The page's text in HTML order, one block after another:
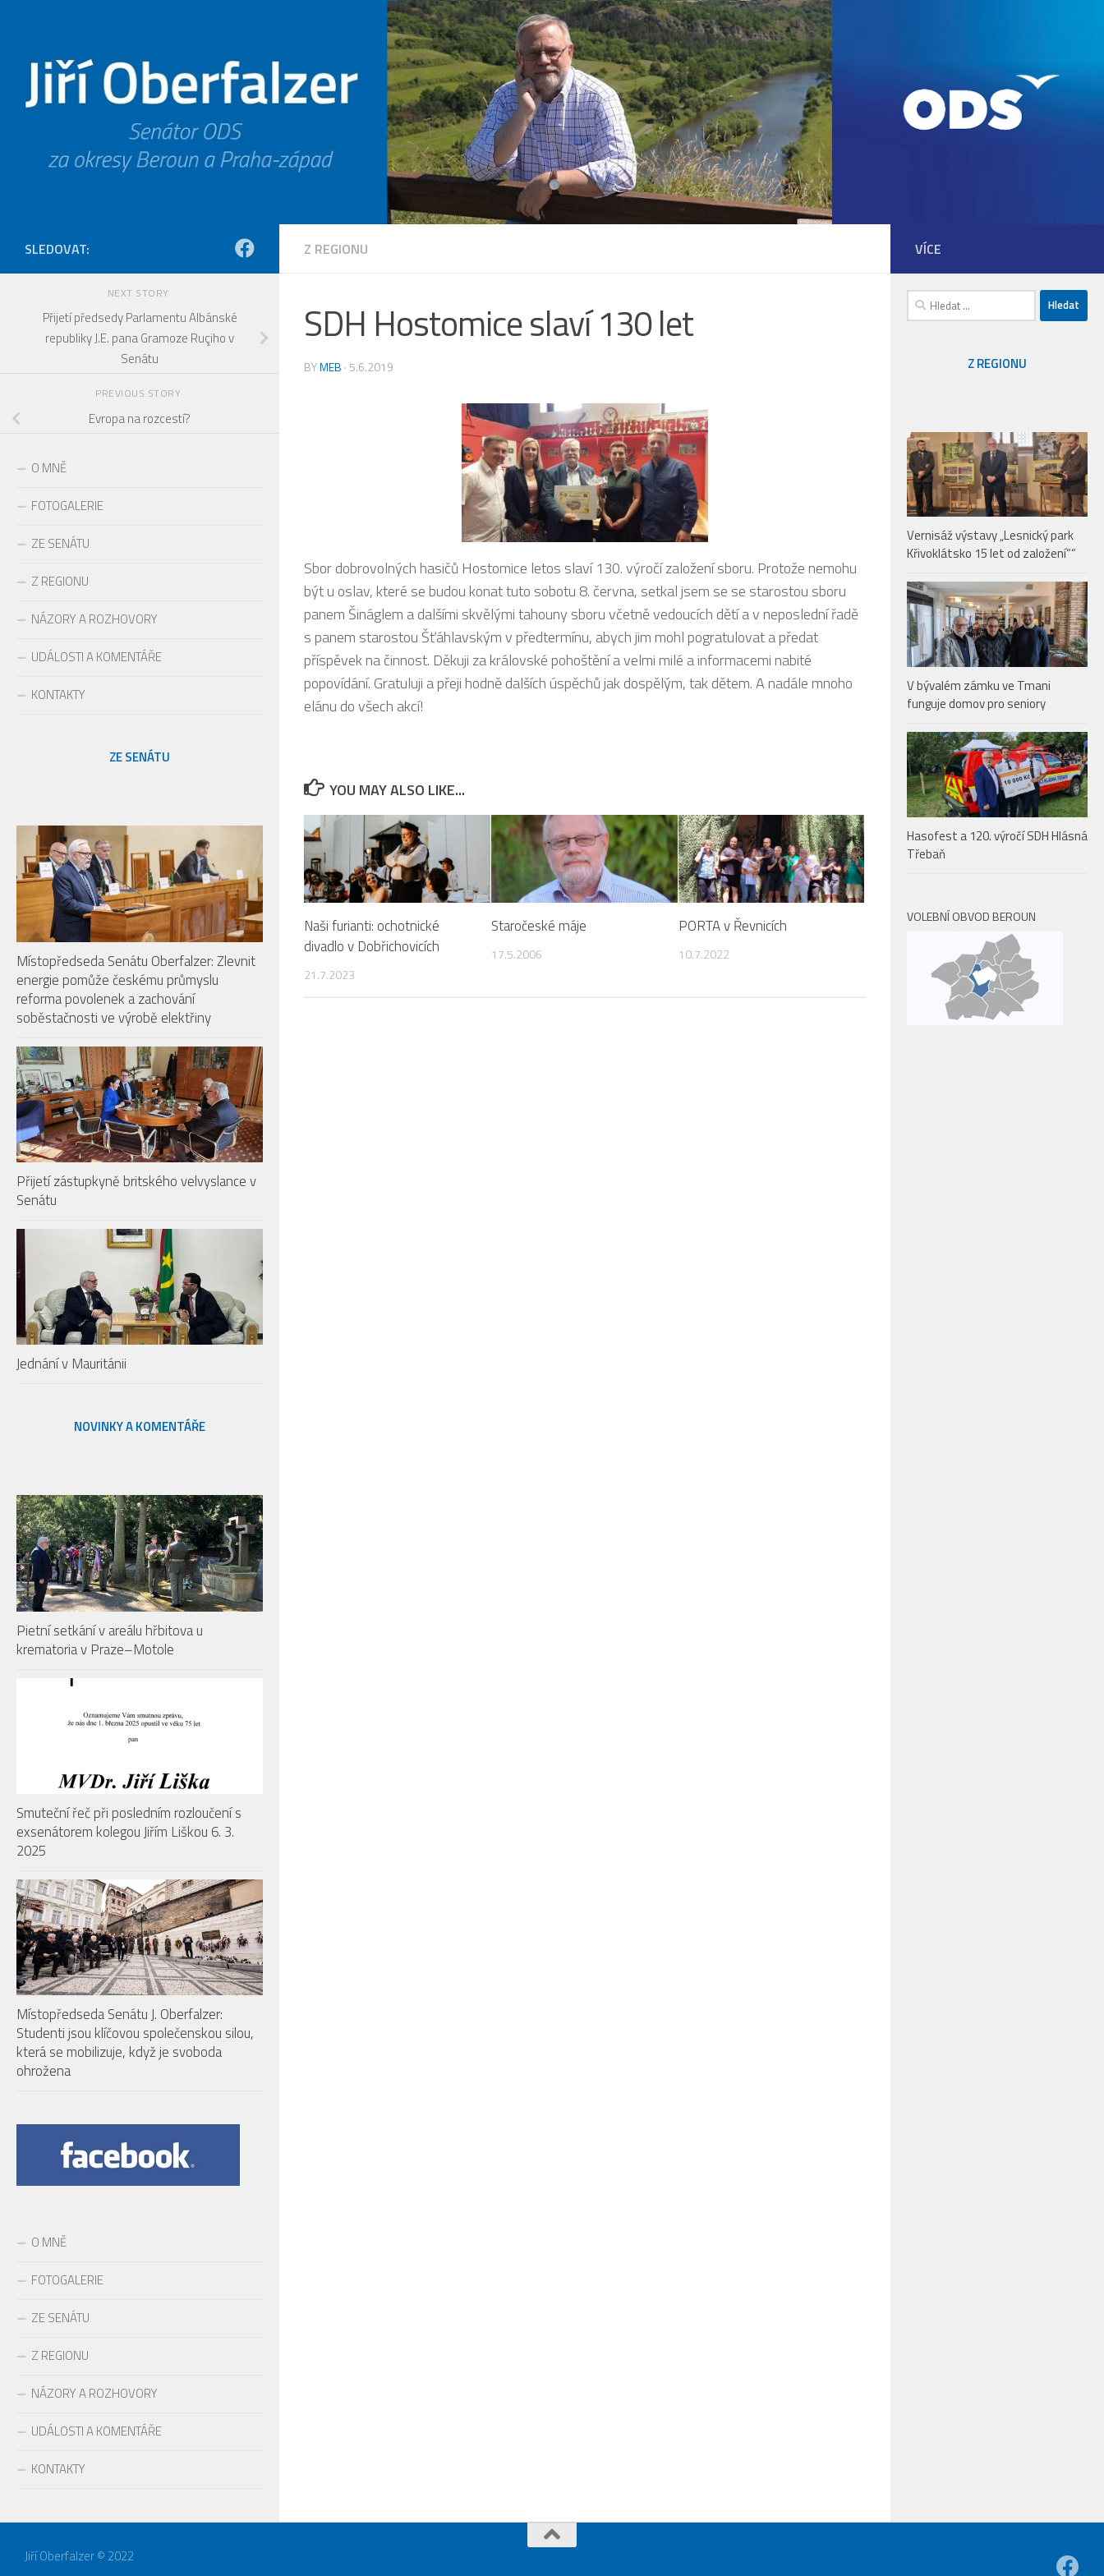
Z REGIONU
SDH Hostomice slaví 130 let
BYMEB · 5.6.2019
Sbor dobrovolných hasičů Hostomice letos slaví 130. výročí založení sboru. Protože nemohu
být u oslav, které se budou konat tuto sobotu 8. června, setkal jsem se se starostou sboru
panem Šináglem a dalšími skvělými tahouny sboru včetně vedoucích dětí a v neposlední řadě
s panem starostou Šťáhlavským v předtermínu, abych jim mohl pogratulovat a předat
příspěvek na činnost. Děkuji za královské pohoštění a velmi milé a informacemi nabité
popovídání. Gratuluji a přeji hodně dalších úspěchů jak dospělým, tak dětem. A nadále mnoho
elánu do všech akcí!
YOU MAY ALSO LIKE...
Naši furianti: ochotnické
divadlo v Dobřichovicích
21.7.2023
Staročeské máje
17.5.2006
PORTA v Řevnicích
10.7.2022
SLEDOVAT:
NEXT STORY
Přijetí předsedy Parlamentu Albánské
republiky J.E. pana Gramoze Ruçiho v
Senátu
PREVIOUS STORY
Evropa na rozcestí?
O MNĚ
FOTOGALERIE
ZE SENÁTU
Z REGIONU
NÁZORY A ROZHOVORY
UDÁLOSTI A KOMENTÁŘE
KONTAKTY
ZE SENÁTU
Místopředseda Senátu Oberfalzer: Zlevnit
energie pomůže českému průmyslu
reforma povolenek a zachování
soběstačnosti ve výrobě elektřiny
Přijetí zástupkyně britského velvyslance v
Senátu
Jednání v Mauritánii
NOVINKY A KOMENTÁŘE
Pietní setkání v areálu hřbitova u
krematoria v Praze–Motole
Smuteční řeč při posledním rozloučení s
exsenátorem kolegou Jiřím Liškou 6. 3.
2025
Místopředseda Senátu J. Oberfalzer:
Studenti jsou klíčovou společenskou silou,
která se mobilizuje, když je svoboda
ohrožena
O MNĚ
FOTOGALERIE
ZE SENÁTU
Z REGIONU
NÁZORY A ROZHOVORY
UDÁLOSTI A KOMENTÁŘE
KONTAKTY
VÍCE
Vyhledávání
Z REGIONU
Vernisáž výstavy „Lesnický park
Křivoklátsko 15 let od založení““
V bývalém zámku ve Tmani
funguje domov pro seniory
Hasofest a 120. výročí SDH Hlásná
Třebaň
VOLEBNÍ OBVOD BEROUN
Jiří Oberfalzer © 2022